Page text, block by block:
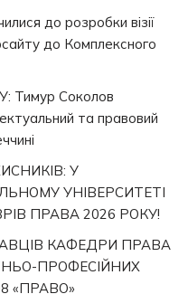
до розробки візії
до Комплексного
Тимур Соколов
та правовий
У
УНІВЕРСИТЕТІ
ПРАВА 2026 РОКУ!
КАФЕДРИ ПРАВА
ПРОФЕСІЙНИХ
«ПРАВО»